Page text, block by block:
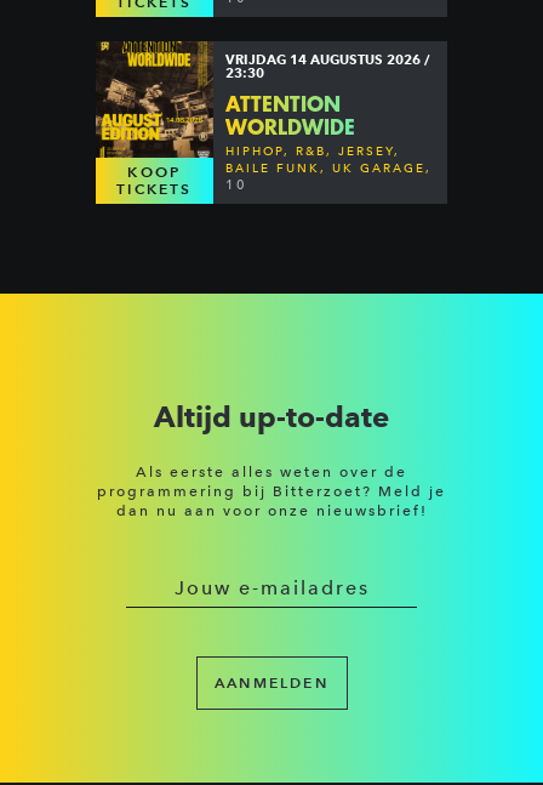
KOOP
TICKETS
VRIJDAG 14 AUGUSTUS 2026 /
23:30
ATTENTION
WORLDWIDE
HIPHOP, R&B, JERSEY,
BAILE FUNK, UK GARAGE,
DANCEHALL & MORE
10
Altijd up-to-date
Als eerste alles weten over de
programmering bij Bitterzoet? Meld je
dan nu aan voor onze nieuwsbrief!
AANMELDEN